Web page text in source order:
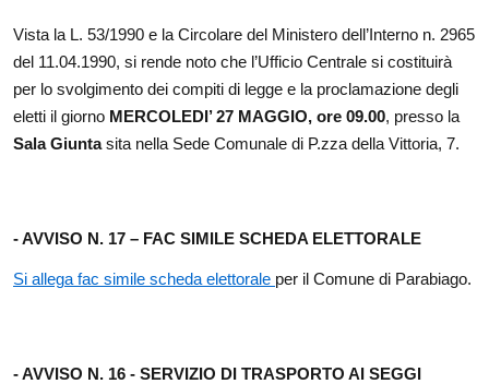
Vista la L. 53/1990 e la Circolare del Ministero dell’Interno n. 2965
del 11.04.1990, si rende noto che l’Ufficio Centrale si costituirà
per lo svolgimento dei compiti di legge e la proclamazione degli
eletti il giorno MERCOLEDI’ 27 MAGGIO, ore 09.00, presso la
Sala Giuntasita nella Sede Comunale di P.zza della Vittoria, 7.
- AVVISO N. 17 – FAC SIMILE SCHEDA ELETTORALE
Si allega fac simile scheda elettorale per il Comune di Parabiago.
- AVVISO N. 16 - SERVIZIO DI TRASPORTO AI SEGGI